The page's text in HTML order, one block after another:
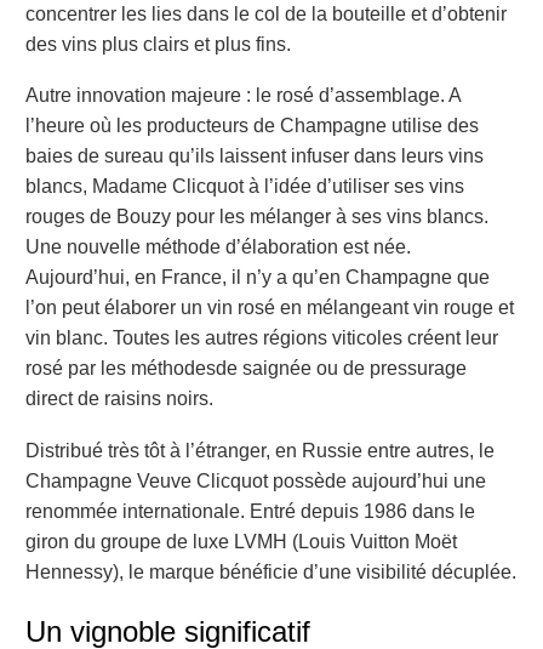
concentrer les lies dans le col de la bouteille et d’obtenir
des vins plus clairs et plus fins.
Autre innovation majeure : le rosé d’assemblage. A
l’heure où les producteurs de Champagne utilise des
baies de sureau qu’ils laissent infuser dans leurs vins
blancs, Madame Clicquot à l’idée d’utiliser ses vins
rouges de Bouzy pour les mélanger à ses vins blancs.
Une nouvelle méthode d’élaboration est née.
Aujourd’hui, en France, il n’y a qu’en Champagne que
l’on peut élaborer un vin rosé en mélangeant vin rouge et
vin blanc. Toutes les autres régions viticoles créent leur
rosé par les méthodesde saignée ou de pressurage
direct de raisins noirs.
Distribué très tôt à l’étranger, en Russie entre autres, le
Champagne Veuve Clicquot possède aujourd’hui une
renommée internationale. Entré depuis 1986 dans le
giron du groupe de luxe LVMH (Louis Vuitton Moët
Hennessy), le marque bénéficie d’une visibilité décuplée.
Un vignoble significatif